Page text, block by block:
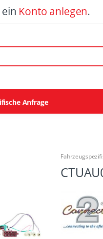
Konto anlegen.
Anfrage